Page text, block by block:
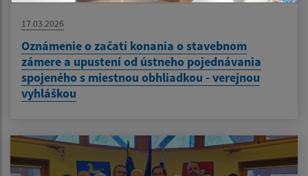
17.03.2026
Oznámenie o začatí konania o stavebnom
zámere a upustení od ústneho pojednávania
spojeného s miestnou obhliadkou - verejnou
vyhláškou